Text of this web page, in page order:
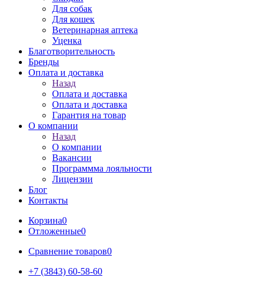
Для собак
Для кошек
Ветеринарная аптека
Уценка
Благотворительность
Бренды
Оплата и доставка
Назад
Оплата и доставка
Оплата и доставка
Гарантия на товар
О компании
Назад
О компании
Вакансии
Программма лояльности
Лицензии
Блог
Контакты
Корзина0
Отложенные0
Сравнение товаров0
+7 (3843) 60-58-60